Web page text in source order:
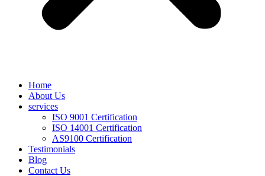
Home
About Us
services
ISO 9001 Certification
ISO 14001 Certification
AS9100 Certification
Testimonials
Blog
Contact Us